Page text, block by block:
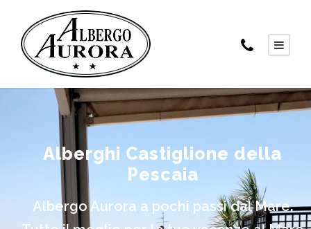
Alberghi Castiglione della
Pescaia
Albergo Aurora a pochi passi dal Mare.